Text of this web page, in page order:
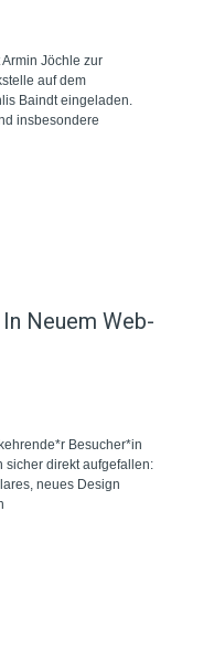
Jöchle zur
auf dem
Baindt eingeladen.
insbesondere
Neuem Web-
Besucher*in
sicher direkt aufgefallen:
neues Design